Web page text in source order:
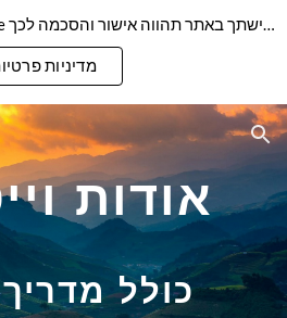
Skip to navigation
אנו משתמשים בקובצי Cookie כדי להבטיח שנספק לך את חוויית הגלישה הטובה ביותר באתר שלנו. המשך גלישתך באתר תהווה אישור והסכמה לכך
מדיניות
אודות
כולל